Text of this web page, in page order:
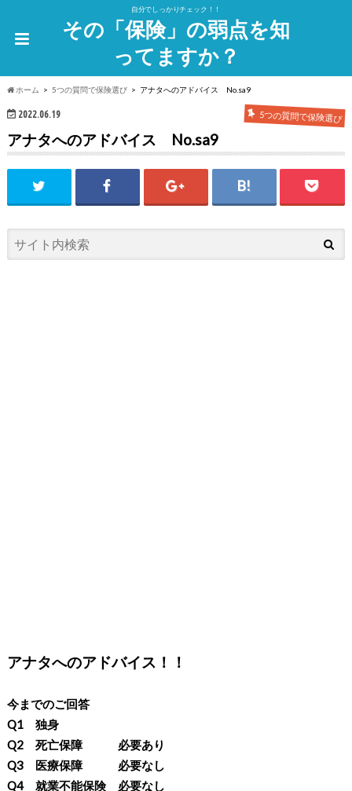
自分でしっかりチェック！！
その「保険」の弱点を知
ってますか？
ホーム 5つの質問で保険選び アナタへのアドバイス No.sa9
2022.06.19 5つの質問で保険選び
アナタへのアドバイス No.sa9
アナタへのアドバイス！！
今までのご回答
Q1 独身
Q2 死亡保障 必要あり
Q3 医療保障 必要なし
Q4 就業不能保険 必要なし